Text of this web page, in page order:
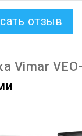
отзыв
Vimar